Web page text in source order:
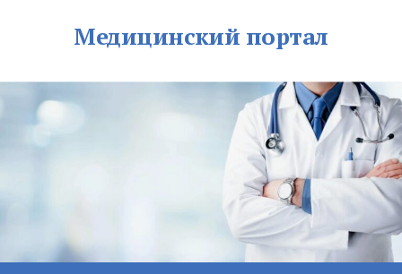
Медицинский портал